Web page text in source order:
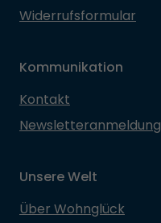
Widerrufsformular
Kommunikation
Kontakt
Newsletteranmeldung
Unsere Welt
Über Wohnglück